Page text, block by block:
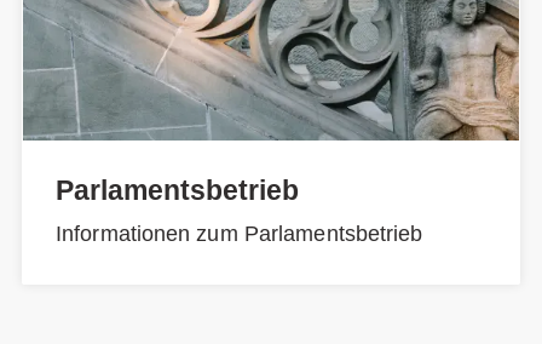
Parlamentsbetrieb
Informationen zum Parlamentsbetrieb